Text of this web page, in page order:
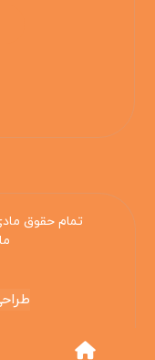
تمام حقوق